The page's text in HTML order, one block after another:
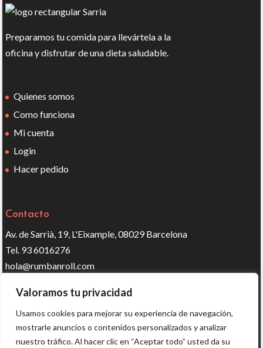
Valoramos tu privacidad
Usamos cookies para mejorar su experiencia de navegación,
mostrarle anuncios o contenidos personalizados y analizar
nuestro tráfico. Al hacer clic en “Aceptar todo” usted da su
Preparamos tu comida para llevártela a la
oficina y disfrutar de una dieta saludable.
Quienes somos
Como funciona
Mi cuenta
Login
Hacer pedido
Contacto
Av. de Sarrià, 19, L'Eixample, 08029 Barcelona
Tel. 93 6016276
hola@rumbanroll.com
Síguenos en redes